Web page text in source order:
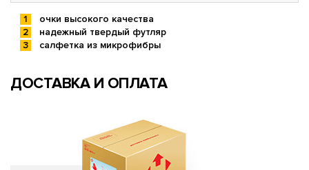
очки высокого качества
надежный твердый футляр
салфетка из микрофибры
ДОСТАВКА И ОПЛАТА